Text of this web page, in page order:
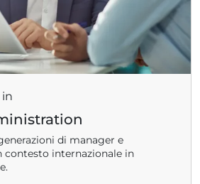
in
di manager e
contesto internazionale in